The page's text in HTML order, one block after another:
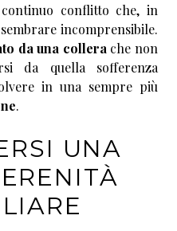
conflitto che, in
incomprensibile.
da una collera che non
da quella sofferenza
in una sempre più
.
UNA